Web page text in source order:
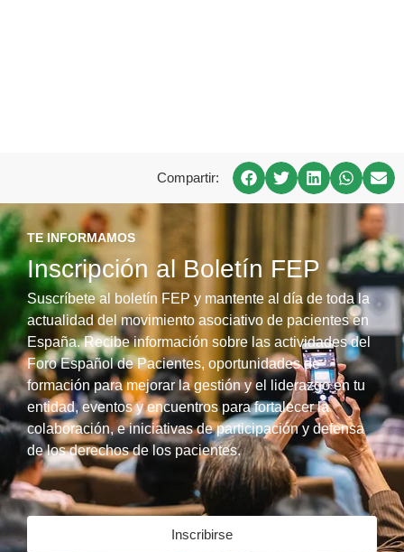
Compartir:
TE INFORMAMOS
Inscripción al Boletín FEP
Suscríbete al boletín FEP y mantente al día de toda la
actualidad del movimiento asociativo de pacientes en
España. Recibe información sobre las actividades del
Foro Español de Pacientes, oportunidades de
formación para mejorar la gestión y el liderazgo en tu
entidad, eventos y encuentros para fortalecer la
colaboración, e iniciativas de participación y defensa
de los derechos de los pacientes.
Inscribirse